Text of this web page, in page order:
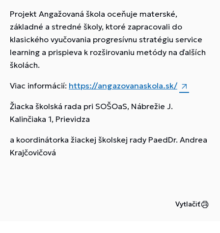
Projekt Angažovaná škola oceňuje materské,
základné a stredné školy, ktoré zapracovali do
klasického vyučovania progresívnu stratégiu service
learning a prispieva k rozširovaniu metódy na ďalších
školách.
Viac informácií: https://angazovanaskola.sk/
Žiacka školská rada pri SOŠOaS, Nábrežie J.
Kalinčiaka 1, Prievidza
a koordinátorka žiackej školskej rady PaedDr. Andrea
Krajčovičová
Vytlačiť